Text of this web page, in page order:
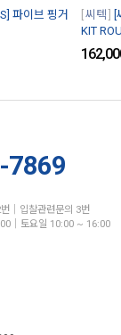
파이브 핑거
씨텍
KIT
7869
│입찰관련문의 3번
토요일 10:00 ~ 16:00